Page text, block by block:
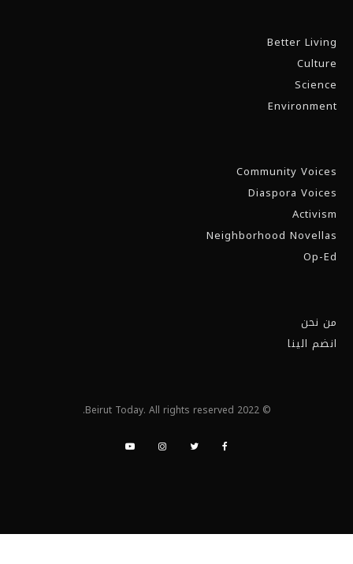
Better Living
Culture
Science
Environment
Community Voices
Diaspora Voices
Activism
Neighborhood Novellas
Op-Ed
من نحن
انضم الينا
© 2022 Beirut Today. All rights reserved.